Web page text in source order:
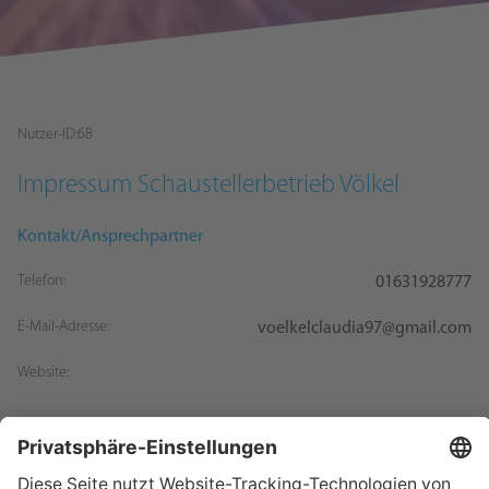
Nutzer-ID:68
Impressum Schaustellerbetrieb Völkel
Kontakt/Ansprechpartner
Telefon: 01631928777
E-Mail-Adresse: voelkelclaudia97@gmail.com
Website: